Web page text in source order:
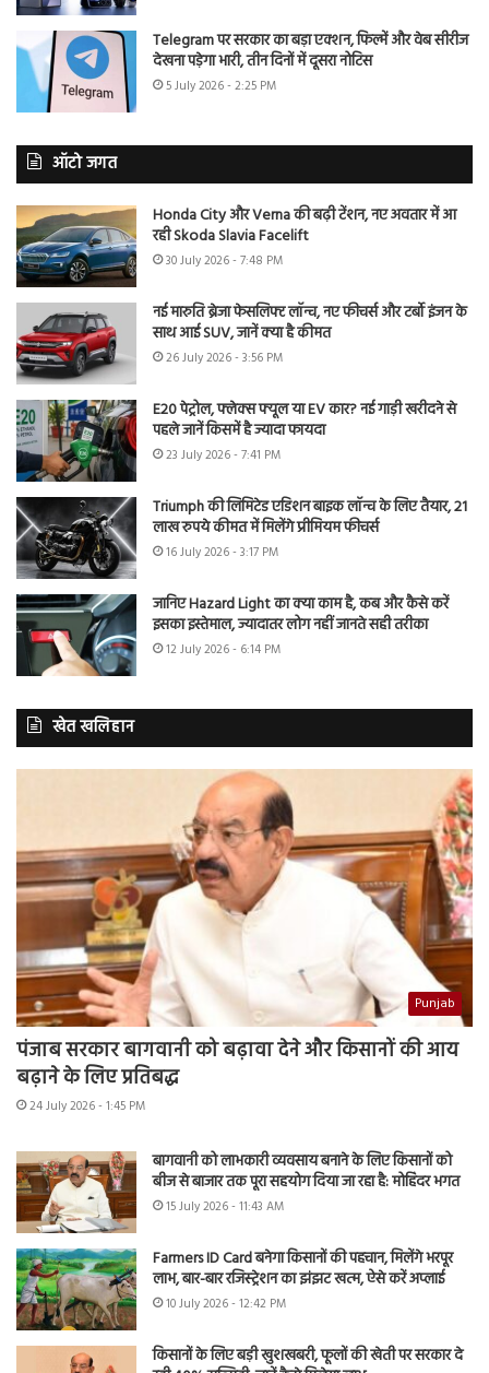
Telegram पर सरकार का बड़ा एक्शन, फिल्में और वेब सीरीज
देखना पड़ेगा भारी, तीन दिनों में दूसरा नोटिस
5 July 2026 - 2:25 PM
ऑटो जगत
Honda City और Verna की बढ़ी टेंशन, नए अवतार में आ
रही Skoda Slavia Facelift
30 July 2026 - 7:48 PM
नई मारुति ब्रेजा फेसलिफ्ट लॉन्च, नए फीचर्स और टर्बो इंजन के
साथ आई SUV, जानें क्या है कीमत
26 July 2026 - 3:56 PM
E20 पेट्रोल, फ्लेक्स फ्यूल या EV कार? नई गाड़ी खरीदने से
पहले जानें किसमें है ज्यादा फायदा
23 July 2026 - 7:41 PM
Triumph की लिमिटेड एडिशन बाइक लॉन्च के लिए तैयार, 21
लाख रुपये कीमत में मिलेंगे प्रीमियम फीचर्स
16 July 2026 - 3:17 PM
जानिए Hazard Light का क्या काम है, कब और कैसे करें
इसका इस्तेमाल, ज्यादातर लोग नहीं जानते सही तरीका
12 July 2026 - 6:14 PM
खेत खलिहान
Punjab
पंजाब सरकार बागवानी को बढ़ावा देने और किसानों की आय
बढ़ाने के लिए प्रतिबद्ध
24 July 2026 - 1:45 PM
बागवानी को लाभकारी व्यवसाय बनाने के लिए किसानों को
बीज से बाजार तक पूरा सहयोग दिया जा रहा है: मोहिंदर भगत
15 July 2026 - 11:43 AM
Farmers ID Card बनेगा किसानों की पहचान, मिलेंगे भरपूर
लाभ, बार-बार रजिस्ट्रेशन का झंझट खत्म, ऐसे करें अप्लाई
10 July 2026 - 12:42 PM
किसानों के लिए बड़ी खुशखबरी, फूलों की खेती पर सरकार दे